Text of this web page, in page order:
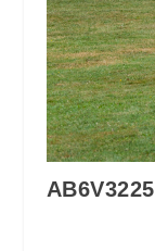
AB6V3225